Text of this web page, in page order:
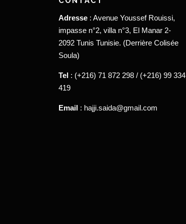
Adresse : Avenue Youssef Rouissi,
impasse n°2, villa n°3, El Manar 2-
2092 Tunis Tunisie. (Derrière Colisée
Soula)
Tel : (+216) 71 872 298 / (+216) 99 334
419
Email : hajji.saida@gmail.com